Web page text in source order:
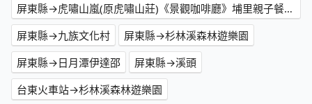
屏東縣→虎嘯山嵐(原虎嘯山莊)《景觀咖啡廳》埔里親子餐廳｜秘境咖啡廳｜網美餐廳｜婚禮場地租借｜活動場地租借
屏東縣→九族文化村
屏東縣→杉林溪森林遊樂園
屏東縣→日月潭伊達邵
屏東縣→溪頭
台東火車站→杉林溪森林遊樂園